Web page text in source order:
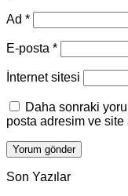
Ad *
E-posta *
İnternet sitesi
Daha sonraki
posta adresim ve site
Son Yazılar